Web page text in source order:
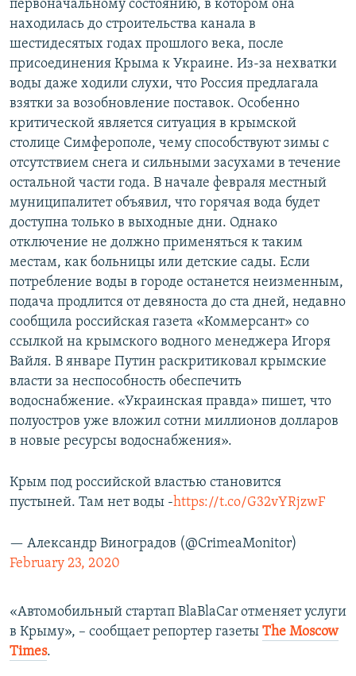
первоначальному состоянию, в котором она
находилась до строительства канала в
шестидесятых годах прошлого века, после
присоединения Крыма к Украине. Из-за нехватки
воды даже ходили слухи, что Россия предлагала
взятки за возобновление поставок. Особенно
критической является ситуация в крымской
столице Симферополе, чему способствуют зимы с
отсутствием снега и сильными засухами в течение
остальной части года. В начале февраля местный
муниципалитет объявил, что горячая вода будет
доступна только в выходные дни. Однако
отключение не должно применяться к таким
местам, как больницы или детские сады. Если
потребление воды в городе останется неизменным,
подача продлится от девяноста до ста дней, недавно
сообщила российская газета «Коммерсант» со
ссылкой на крымского водного менеджера Игоря
Вайля. В январе Путин раскритиковал крымские
власти за неспособность обеспечить
водоснабжение. «Украинская правда» пишет, что
полуостров уже вложил сотни миллионов долларов
в новые ресурсы водоснабжения».
Крым под российской властью становится
пустыней. Там нет воды -https://t.co/G32vYRjzwF
— Александр Виноградов (@CrimeaMonitor)
February 23, 2020
«Автомобильный стартап BlaBlaCar отменяет услуги
в Крыму», – сообщает репортер газеты Тhe Мoscow
Тimes.